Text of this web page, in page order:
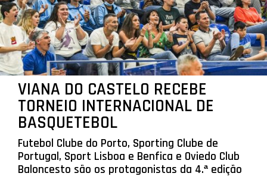
VIANA DO CASTELO RECEBE
TORNEIO INTERNACIONAL DE
BASQUETEBOL
Futebol Clube do Porto, Sporting Clube de
Portugal, Sport Lisboa e Benfica e Oviedo Club
Baloncesto são os protagonistas da 4.ª edição